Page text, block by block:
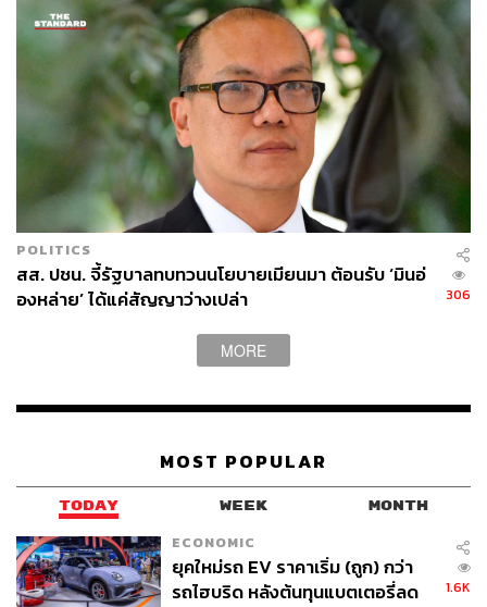
POLITICS
สส. ปชน. จี้รัฐบาลทบทวนนโยบายเมียนมา ต้อนรับ ‘มินอ่
องหล่าย’ ได้แค่สัญญาว่างเปล่า
306
MORE
MOST POPULAR
TODAY WEEK MONTH
ECONOMIC
ยุคใหม่รถ EV ราคาเริ่ม (ถูก) กว่า
รถไฮบริด หลังต้นทุนแบตเตอรี่ลด
1.6K